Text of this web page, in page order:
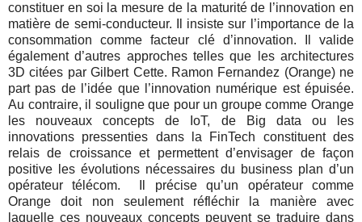
constituer en soi la mesure de la maturité de l’innovation en
matière de semi-conducteur. Il insiste sur l’importance de la
consommation comme facteur clé d’innovation. Il valide
également d’autres approches telles que les architectures
3D citées par Gilbert Cette. Ramon Fernandez (Orange) ne
part pas de l’idée que l’innovation numérique est épuisée.
Au contraire, il souligne que pour un groupe comme Orange
les nouveaux concepts de IoT, de Big data ou les
innovations pressenties dans la FinTech constituent des
relais de croissance et permettent d’envisager de façon
positive les évolutions nécessaires du business plan d’un
opérateur télécom.
Il précise qu’un opérateur comme
Orange doit non seulement réfléchir la manière avec
laquelle ces nouveaux concepts peuvent se traduire dans